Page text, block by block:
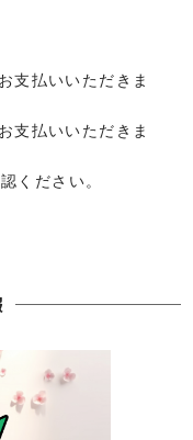
支払いいただきま
支払いいただきま
ください。